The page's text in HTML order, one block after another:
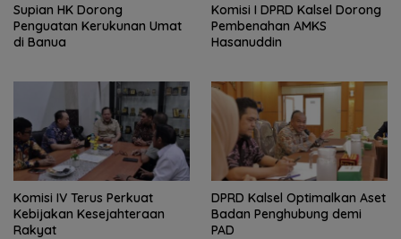
Supian HK Dorong
Penguatan Kerukunan Umat
di Banua
Komisi I DPRD Kalsel Dorong
Pembenahan AMKS
Hasanuddin
Komisi IV Terus Perkuat
Kebijakan Kesejahteraan
Rakyat
‎DPRD Kalsel Optimalkan Aset
Badan Penghubung demi
PAD